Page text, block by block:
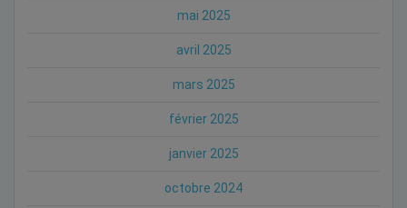
mai 2025
avril 2025
mars 2025
février 2025
janvier 2025
octobre 2024